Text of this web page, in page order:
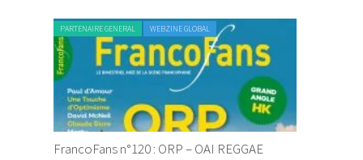
PARTENAIRE GENERAL WEBZINE GLOBAL
FrancoFans n°120 : ORP – OAI REGGAE